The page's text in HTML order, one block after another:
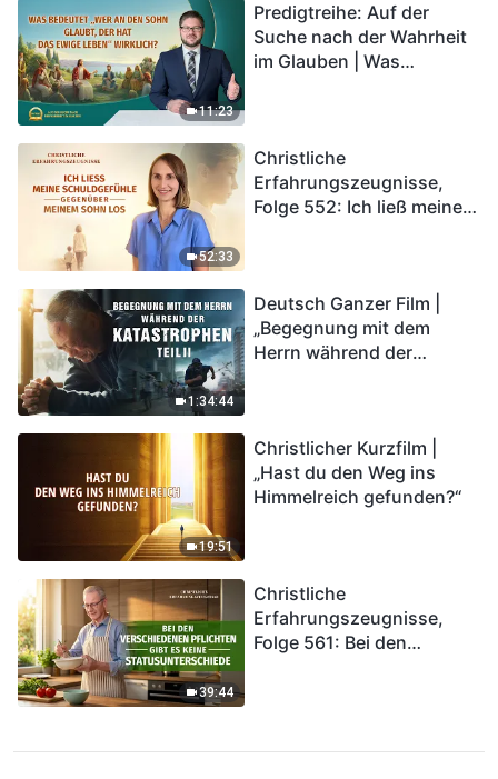
11:23
Predigtreihe: Auf der
Suche nach der Wahrheit
im Glauben | Was
52:33
Christliche
Erfahrungszeugnisse,
Folge 552: Ich ließ meine
1:34:44
Deutsch Ganzer Film |
„Begegnung mit dem
Herrn während der
in das Königreich Gottes
eintreten?
19:51
Christlicher Kurzfilm |
„Hast du den Weg ins
Himmelreich gefunden?“
39:44
Christliche
Erfahrungszeugnisse,
Folge 561: Bei den